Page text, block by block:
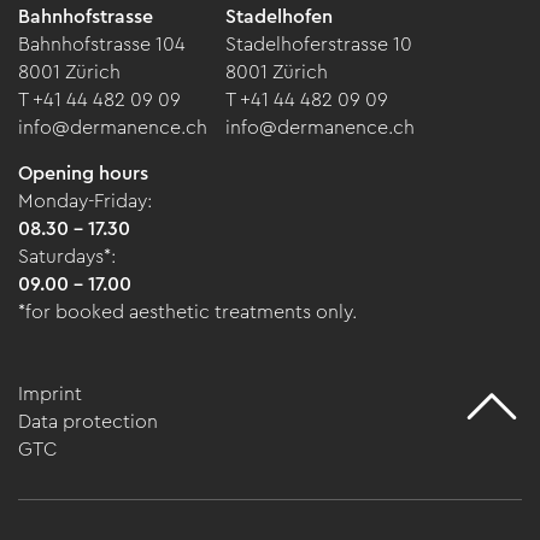
Bahnhofstrasse
Bahnhofstrasse 104
8001 Zürich
T +41 44 482 09 09
info@dermanence.ch
Stadelhofen
Stadelhoferstrasse 10
8001 Zürich
T +41 44 482 09 09
info@dermanence.ch
Opening hours
Monday-Friday:
08.30 - 17.30
Saturdays*:
09.00 - 17.00
*for booked aesthetic treatments only.
Imprint
Data protection
GTC